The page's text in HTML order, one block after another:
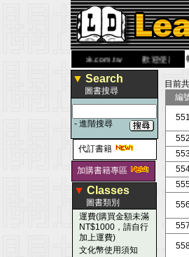
www.leaderbook.com.tw歡迎使用 國民旅遊
▼ Search
圖書搜尋
- 進階搜尋
代訂書籍
加購書籍專區
▼ Classes
圖書類別
運費(購買金額未滿
NT$1000，請自行
加上運費)
文化幣使用須知
目前
編
551
552
556
557